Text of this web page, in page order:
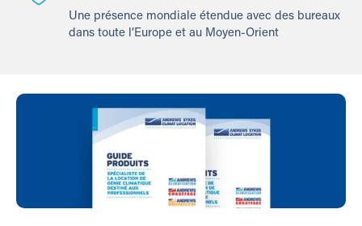
Une présence mondiale étendue avec des bureaux
dans toute l’Europe et au Moyen-Orient